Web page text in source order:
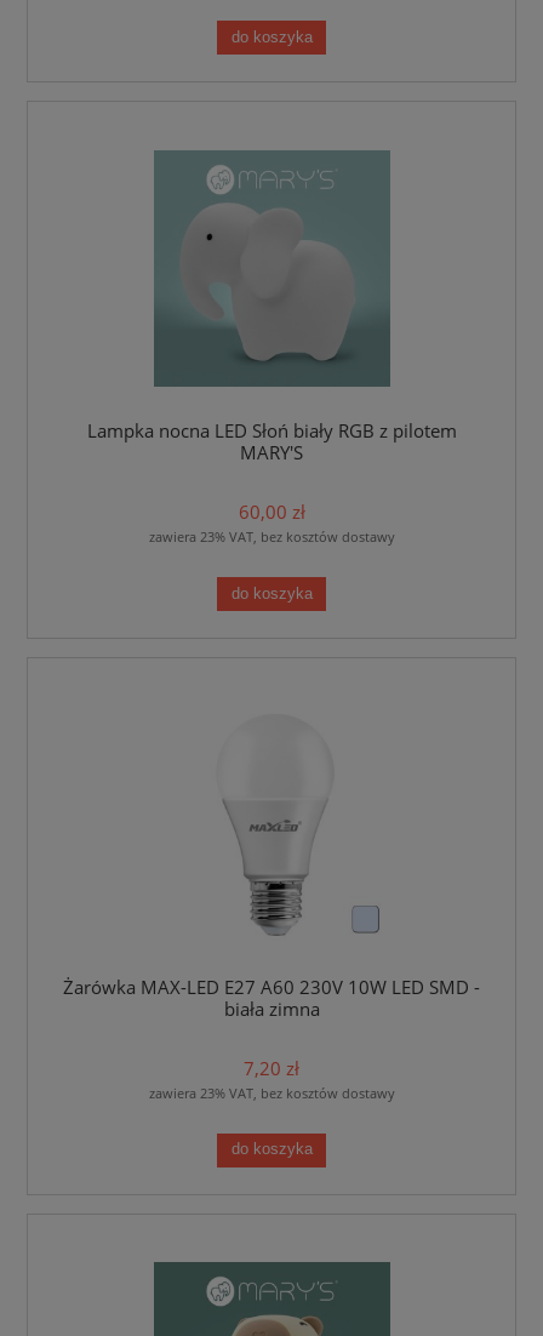
do koszyka
Lampka nocna LED Słoń biały RGB z pilotem
MARY'S
60,00 zł
zawiera 23% VAT, bez kosztów dostawy
do koszyka
Żarówka MAX-LED E27 A60 230V 10W LED SMD -
biała zimna
7,20 zł
zawiera 23% VAT, bez kosztów dostawy
do koszyka